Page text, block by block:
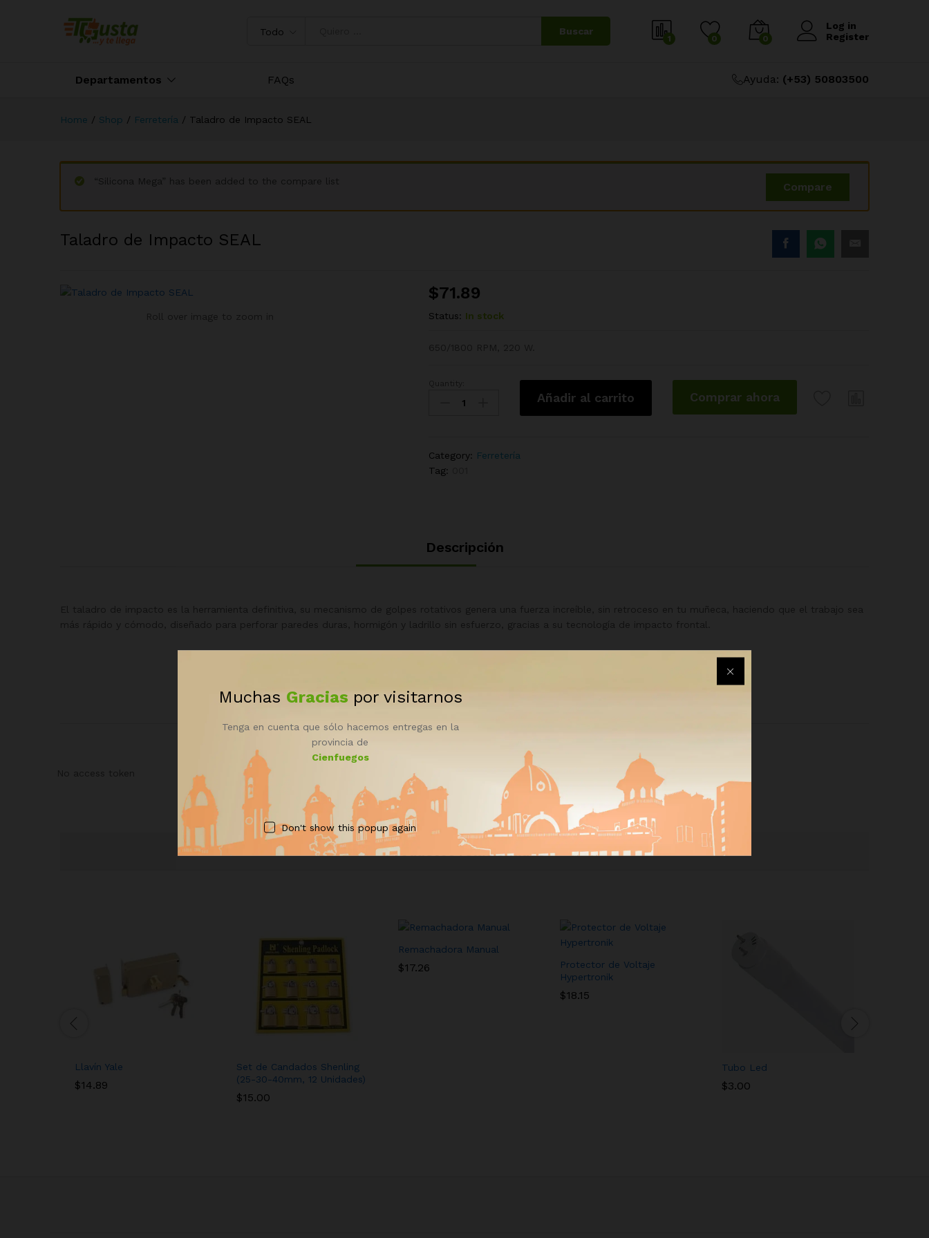
Todo Buscar
1 0 0
Log in
Register
Departamentos FAQs Ayuda: (+53) 50803500
Home / Shop / Ferretería / Taladro de Impacto SEAL
Compare
“Silicona Mega” has been added to the compare list
Taladro de Impacto SEAL
$71.89
Status: In stock
Añadir al carrito Comprar ahora
Category: Ferretería
Tag:
Descripción
See It Styled On Instagram
Productos relacionados
Llavín Yale
$14.89
Set de Candados Shenling
(25-30-40mm, 12 Unidades)
$15.00
Remachadora Manual
$17.26
Protector de Voltaje
Hypertronik
$18.15
Tubo Led
$3.00
Muchas Gracias por visitarnos
Tenga en cuenta que sólo hacemos entregas en la
provincia de
Cienfuegos
Don't show this popup again
Descripción